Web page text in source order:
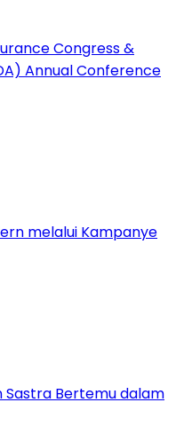
Congress &
Annual Conference
melalui Kampanye
Sastra Bertemu dalam